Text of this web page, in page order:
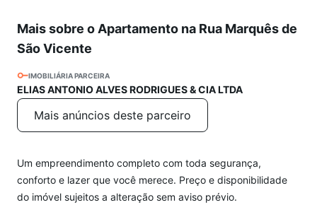
Mais sobre o Apartamento na Rua Marquês de
São Vicente
IMOBILIÁRIA PARCEIRA
ELIAS ANTONIO ALVES RODRIGUES & CIA LTDA
Mais anúncios deste parceiro
Um empreendimento completo com toda segurança,
conforto e lazer que você merece. Preço e disponibilidade
do imóvel sujeitos a alteração sem aviso prévio.